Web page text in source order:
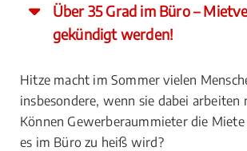
Über 35 Grad im Büro –
gekündigt werden!
Hitze macht im Sommer vielen
insbesondere, wenn sie dabei arbeiten
Können Gewerberaummieter die
es im Büro zu heiß wird?